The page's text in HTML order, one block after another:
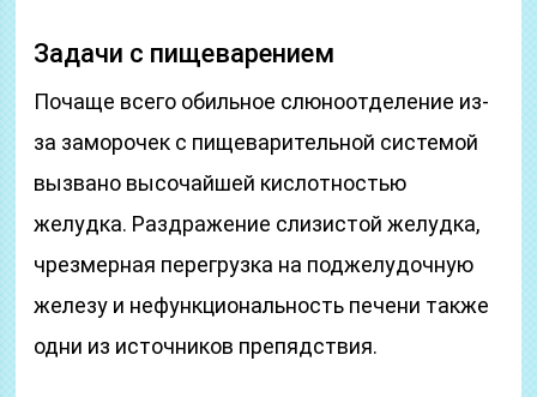
Задачи с пищеварением
Почаще всего обильное слюноотделение из-
за заморочек с пищеварительной системой
вызвано высочайшей кислотностью
желудка. Раздражение слизистой желудка,
чрезмерная перегрузка на поджелудочную
железу и нефункциональность печени также
одни из источников препядствия.